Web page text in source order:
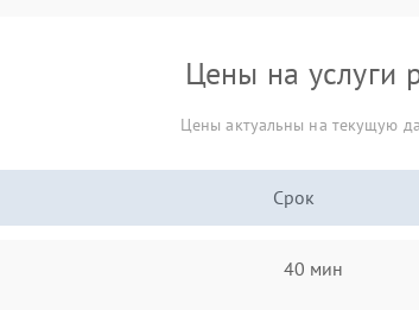
Цены на услуги
Цены актуальны на текущую
Срок
40 мин